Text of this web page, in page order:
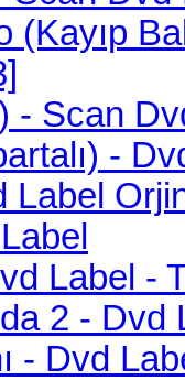
(Kayıp
- Scan
-
Label
Label -
2 - Dvd
- Dvd